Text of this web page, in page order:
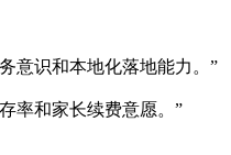
意识和本地化落地能力。”
率和家长续费意愿。”